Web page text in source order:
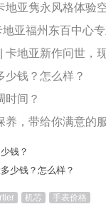
隽永风格体验空间，限
亚福州东百中心专
亚新作问世，现场实
少钱？怎么样？
时间？
养，带给你满意的
钱？
少钱？怎么样？
机芯 手表价格